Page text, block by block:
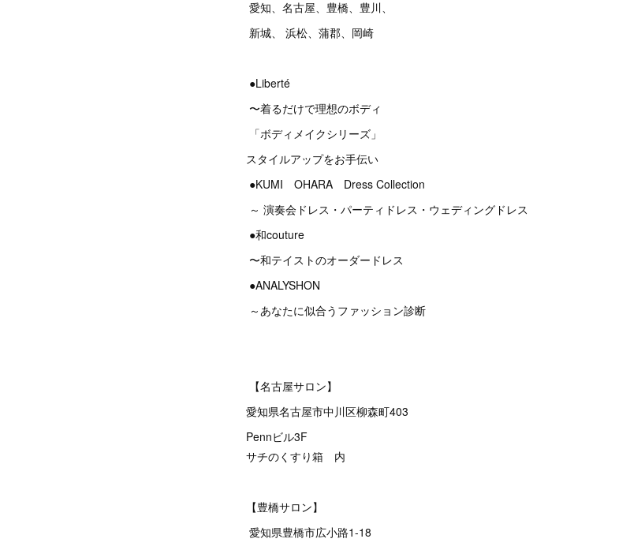
愛知、名古屋、豊橋、豊川、
新城、 浜松、蒲郡、岡崎
●Liberté
〜着るだけで理想のボディ
「ボディメイクシリーズ」
スタイルアップをお手伝い
●KUMI OHARA Dress Collection
～ 演奏会ドレス・パーティドレス・ウェディングドレス
●和couture
〜和テイストのオーダードレス
●ANALYSHON
～あなたに似合うファッション診断
【名古屋サロン】
愛知県名古屋市中川区柳森町403
Pennビル3F
サチのくすり箱 内
【豊橋サロン】
愛知県豊橋市広小路1-18